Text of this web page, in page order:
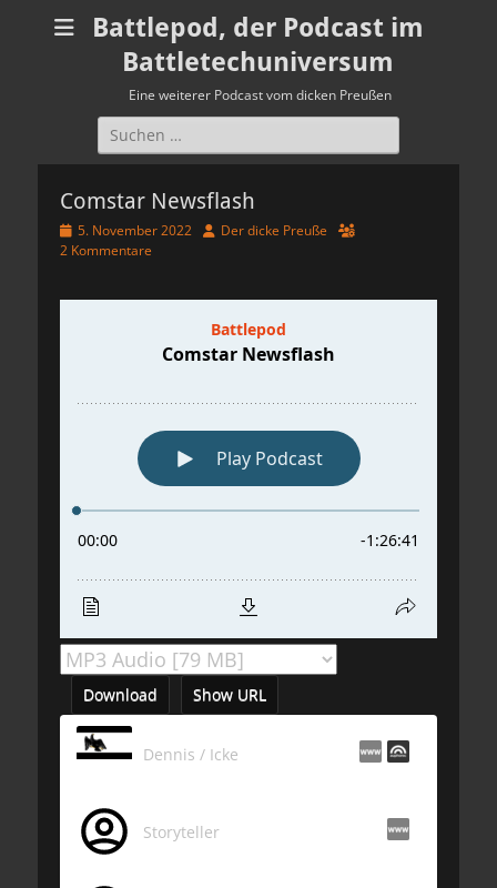
Battlepod, der Podcast im
Battletechuniversum
Eine weiterer Podcast vom dicken Preußen
Suchen
nach:
Comstar Newsflash
Veröffentlicht
am
5. November 2022 AutorDer dicke Preuße
2 Kommentare
Download Show URL
Dennis / Icke
Storyteller